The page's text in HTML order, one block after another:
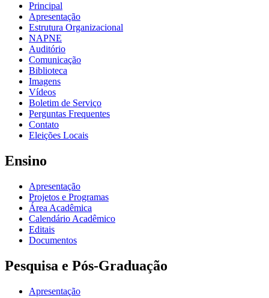
Principal
Apresentação
Estrutura Organizacional
NAPNE
Auditório
Comunicação
Biblioteca
Imagens
Vídeos
Boletim de Serviço
Perguntas Frequentes
Contato
Eleições Locais
Ensino
Apresentação
Projetos e Programas
Área Acadêmica
Calendário Acadêmico
Editais
Documentos
Pesquisa e Pós-Graduação
Apresentação